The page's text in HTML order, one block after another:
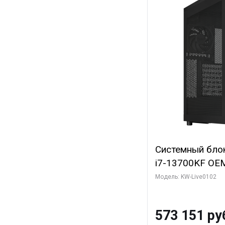
Системный
i7-13700KF
7, C16 8EC/
Turbo/ 960 ГБ
Модель: KW-Live0102
573 151